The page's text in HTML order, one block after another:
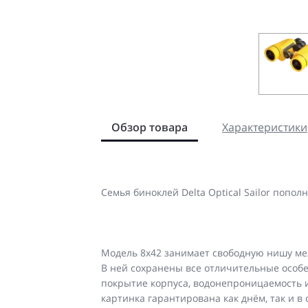
Обзор товара Характеристики
Семья биноклей Delta Optical Sailor
Модель 8х42 занимает свободную нишу
В ней сохранены все отличительные
покрытие корпуса, водонепроницаемость
картинка гарантирована как днём, так и